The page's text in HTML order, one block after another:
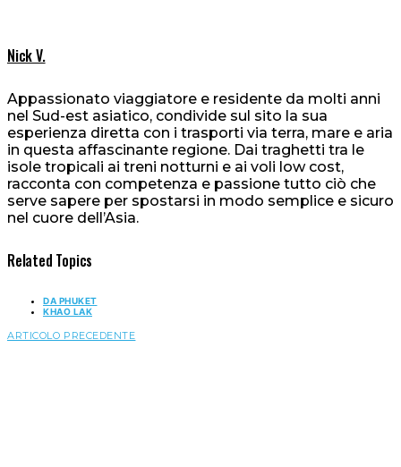
Nick V.
Appassionato viaggiatore e residente da molti anni
nel Sud-est asiatico, condivide sul sito la sua
esperienza diretta con i trasporti via terra, mare e aria
in questa affascinante regione. Dai traghetti tra le
isole tropicali ai treni notturni e ai voli low cost,
racconta con competenza e passione tutto ciò che
serve sapere per spostarsi in modo semplice e sicuro
nel cuore dell’Asia.
Related Topics
DA PHUKET
KHAO LAK
ARTICOLO PRECEDENTE